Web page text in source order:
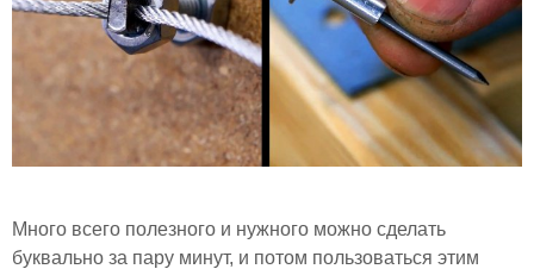
Много всего полезного и нужного можно сделать
буквально за пару минут, и потом пользоваться этим